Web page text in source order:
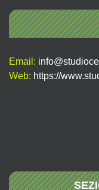
Email:
Web: https://